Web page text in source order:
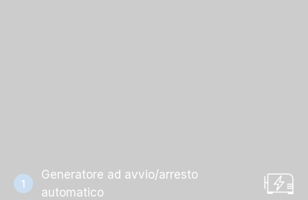
1
Generatore ad avvio/arresto
automatico